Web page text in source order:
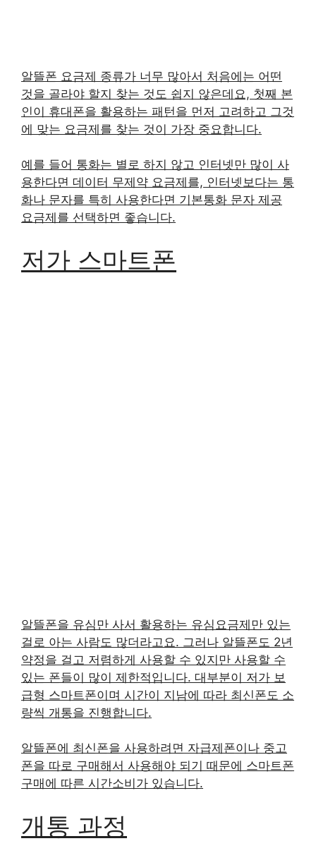
알뜰폰 요금제 종류가 너무 많아서 처음에는 어떤
것을 골라야 할지 찾는 것도 쉽지 않은데요, 첫째 본
인이 휴대폰을 활용하는 패턴을 먼저 고려하고 그것
에 맞는 요금제를 찾는 것이 가장 중요합니다.
예를 들어 통화는 별로 하지 않고 인터넷만 많이 사
용한다면 데이터 무제약 요금제를, 인터넷보다는 통
화나 문자를 특히 사용한다면 기본통화 문자 제공
요금제를 선택하면 좋습니다.
저가 스마트폰
알뜰폰을 유심만 사서 활용하는 유심요금제만 있는
걸로 아는 사람도 많더라고요. 그러나 알뜰폰도 2년
약정을 걸고 저렴하게 사용할 수 있지만 사용할 수
있는 폰들이 많이 제한적입니다. 대부분이 저가 보
급형 스마트폰이며 시간이 지남에 따라 최신폰도 소
량씩 개통을 진행합니다.
알뜰폰에 최신폰을 사용하려면 자급제폰이나 중고
폰을 따로 구매해서 사용해야 되기 때문에 스마트폰
구매에 따른 시간소비가 있습니다.
개통 과정